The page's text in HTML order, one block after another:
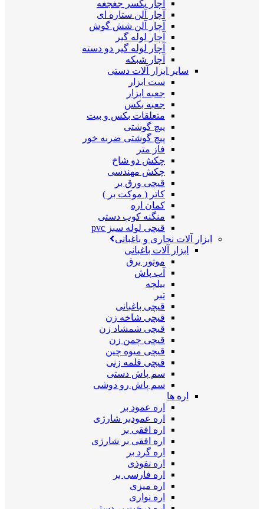
آچار یکسر جغجغه
آچار آلن ستاره ای
آچار آلن شش گوش
آچار لوله گیر
آچار لوله گیر دو دسته
آچار شبکه
سایر ابزار آلات دستی
ست ابزار
جعبه ابزار
جعبه بکس
متعلقات بکس و بیت
پیچ گوشتی
پیچ گوشتی ضربه خور
فاز متر
چکش دو شاخ
چکش مهندسی
قیچی ورق بر
کاتر ( موکت بر )
کمان اره
منگنه کوب دستی
قیچی لوله سبز pvc
ابزار آلات نجاری و باغبانی
ابزار آلات باغبانی
موتور برق
آب پاش
بیلچه
تبر
قیچی باغبانی
قیچی شاخه زن
قیچی شمشاد زن
قیچی چمن زن
قیچی میوه چین
قیچی قلمه زنی
سم پاش دستی
سم پاش رو دوشی
اره ها
اره عمود بر
اره عمودبر شارژی
اره افقی بر
اره افقی بر شارژی
اره گرد بر
اره نفوذی
اره فارسی بر
اره میزی
اره نواری